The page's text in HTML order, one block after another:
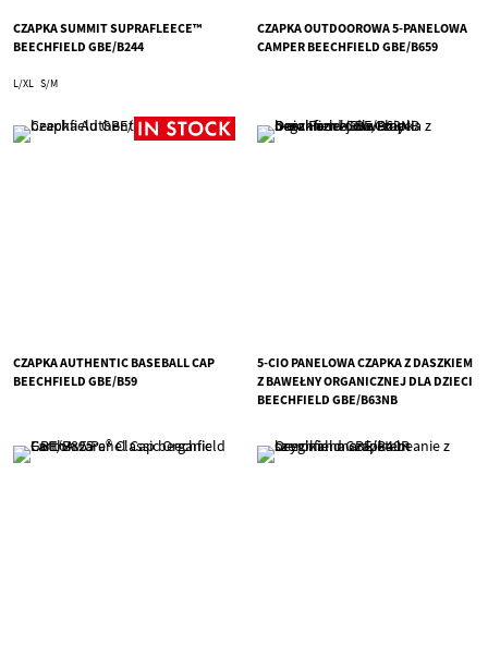
CZAPKA SUMMIT SUPRAFLEECE™
BEECHFIELD GBE/B244
L/XL S/M
CZAPKA OUTDOOROWA 5-PANELOWA
CAMPER BEECHFIELD GBE/B659
CZAPKA AUTHENTIC BASEBALL CAP
BEECHFIELD GBE/B59
5-CIO PANELOWA CZAPKA Z DASZKIEM
Z BAWEŁNY ORGANICZNEJ DLA DZIECI
BEECHFIELD GBE/B63NB